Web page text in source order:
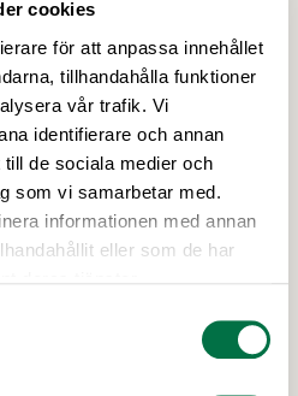
cookies
för att anpassa innehållet
tillhandahålla funktioner
vår trafik. Vi
identifierare och annan
de sociala medier och
som vi samarbetar med.
informationen med annan
eller som de har
är det dags för
i år kommer …
2026 –